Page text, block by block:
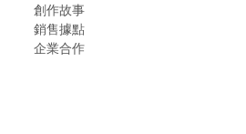
創作故事
​銷售據點
企業合作